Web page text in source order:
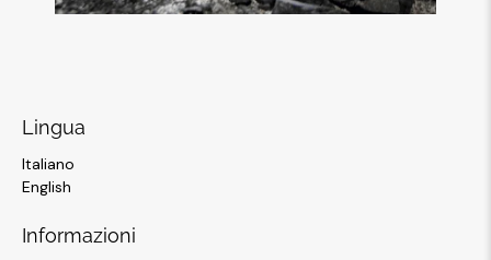
Lingua
Italiano
English
Informazioni